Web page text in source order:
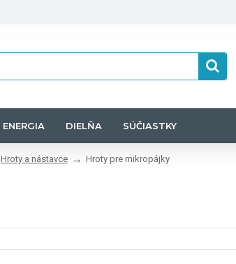
ENERGIA DIELŇA SÚČIASTKY
Hroty a nástavce Hroty pre mikropájky